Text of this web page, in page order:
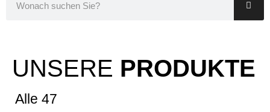
UNSERE PRODUKTE
Alle 47